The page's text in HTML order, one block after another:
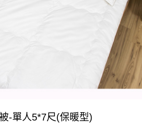
-單人5*7尺(保暖型)